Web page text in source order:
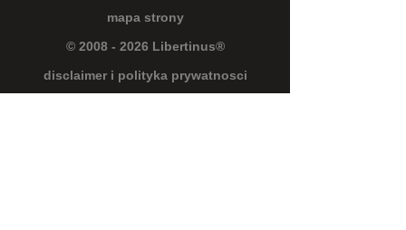
mapa strony
© 2008 - 2026 Libertinus®
disclaimer i polityka prywatnosci